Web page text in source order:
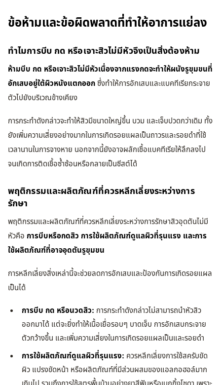
ข้อห้ามและข้อผิดพลาดที่ทำให้อาการแย่ลง
ทำไมการบีบ กด หรือเจาะสิวไม่มีหัวจึงเป็นสิ่งต้องห้าม
ห้ามบีบ กด หรือเจาะสิวไม่มีหัวเนื่องจากแรงกดจะทำให้ผนังรูขุมขนที่
อักเสบอยู่ใต้ผิวหนังแตกออกซึ่งทำให้การอักเสบและแบคทีเรียกระจาย
ตัวไปยังบริเวณข้างเคียง
การกระทำดังกล่าวจะทำให้สิวมีขนาดใหญ่ขึ้น บวม และเจ็บปวดกว่าเดิม ทั้ง
ยังเพิ่มความเสี่ยงอย่างมากในการเกิดรอยแผลเป็นถาวรและรอยดำที่ใช้
เวลานานในการจางหาย นอกจากนี้ยังอาจผลักเชื้อแบคทีเรียให้ลึกลงไป
จนเกิดการติดเชื้อซ้ำซ้อนหรือกลายเป็นซีสต์ได้
พฤติกรรมและผลิตภัณฑ์ที่ควรหลีกเลี่ยงระหว่างการ
รักษา
พฤติกรรมและผลิตภัณฑ์ที่ควรหลีกเลี่ยงระหว่างการรักษาสิวอุดตันไม่มี
หัวคือ การบีบหรือกดสิว การใช้ผลิตภัณฑ์ดูแลผิวที่รุนแรง และการ
ใช้ผลิตภัณฑ์ที่อาจอุดตันรูขุมขน
การหลีกเลี่ยงสิ่งเหล่านี้จะช่วยลดการอักเสบและป้องกันการเกิดรอยแผล
เป็นได้
การบีบ กด หรือนวดสิว: การกระทำดังกล่าวไม่สามารถนำหัวสิว
ออกมาได้ แต่จะยิ่งทำให้เนื้อเยื่อรอบๆ บาดเจ็บ การอักเสบกระจาย
ตัวกว้างขึ้น และเพิ่มความเสี่ยงในการเกิดรอยแผลเป็นและรอยดำ
การใช้ผลิตภัณฑ์ดูแลผิวที่รุนแรง: ควรหลีกเลี่ยงการใช้สครับขัด
ผิว แปรงขัดหน้า หรือผลิตภัณฑ์ที่มีส่วนผสมของแอลกอฮอล์มาก